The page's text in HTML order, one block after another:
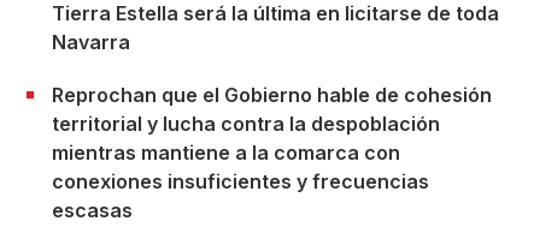
Tierra Estella será la última en licitarse de toda
Navarra
Reprochan que el Gobierno hable de cohesión
territorial y lucha contra la despoblación
mientras mantiene a la comarca con
conexiones insuficientes y frecuencias
escasas